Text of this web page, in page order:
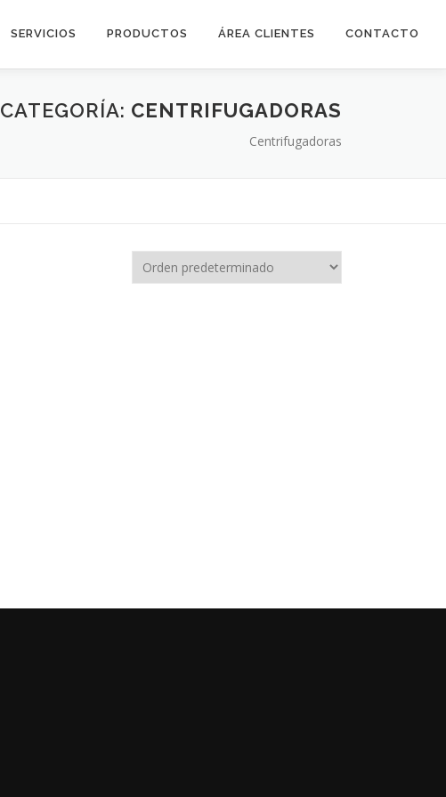
SERVICIOS PRODUCTOS ÁREA CLIENTES CONTACTO
CATEGORÍA: CENTRIFUGADORAS
Centrifugadoras